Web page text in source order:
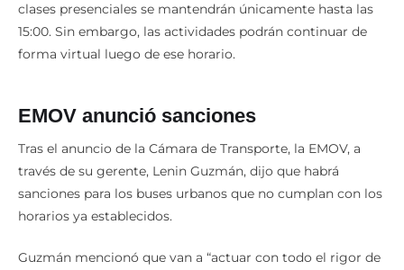
clases presenciales se mantendrán únicamente hasta las
15:00. Sin embargo, las actividades podrán continuar de
forma virtual luego de ese horario.
EMOV anunció sanciones
Tras el anuncio de la Cámara de Transporte, la EMOV, a
través de su gerente, Lenin Guzmán, dijo que habrá
sanciones para los buses urbanos que no cumplan con los
horarios ya establecidos.
Guzmán mencionó que van a “actuar con todo el rigor de